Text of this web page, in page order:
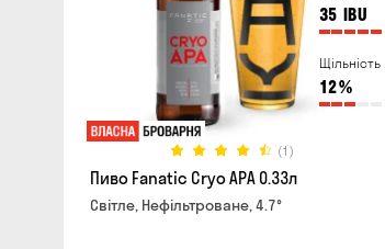
35 IBU
Щільність
12%
(1)
Пиво Fanatic Cryo APA 0.33л
Світле, Нефільтроване, 4.7°